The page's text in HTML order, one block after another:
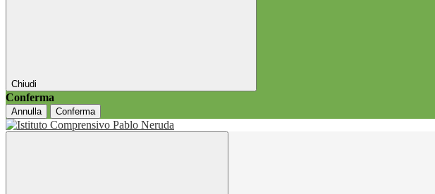
Chiudi
Conferma
Annulla Conferma